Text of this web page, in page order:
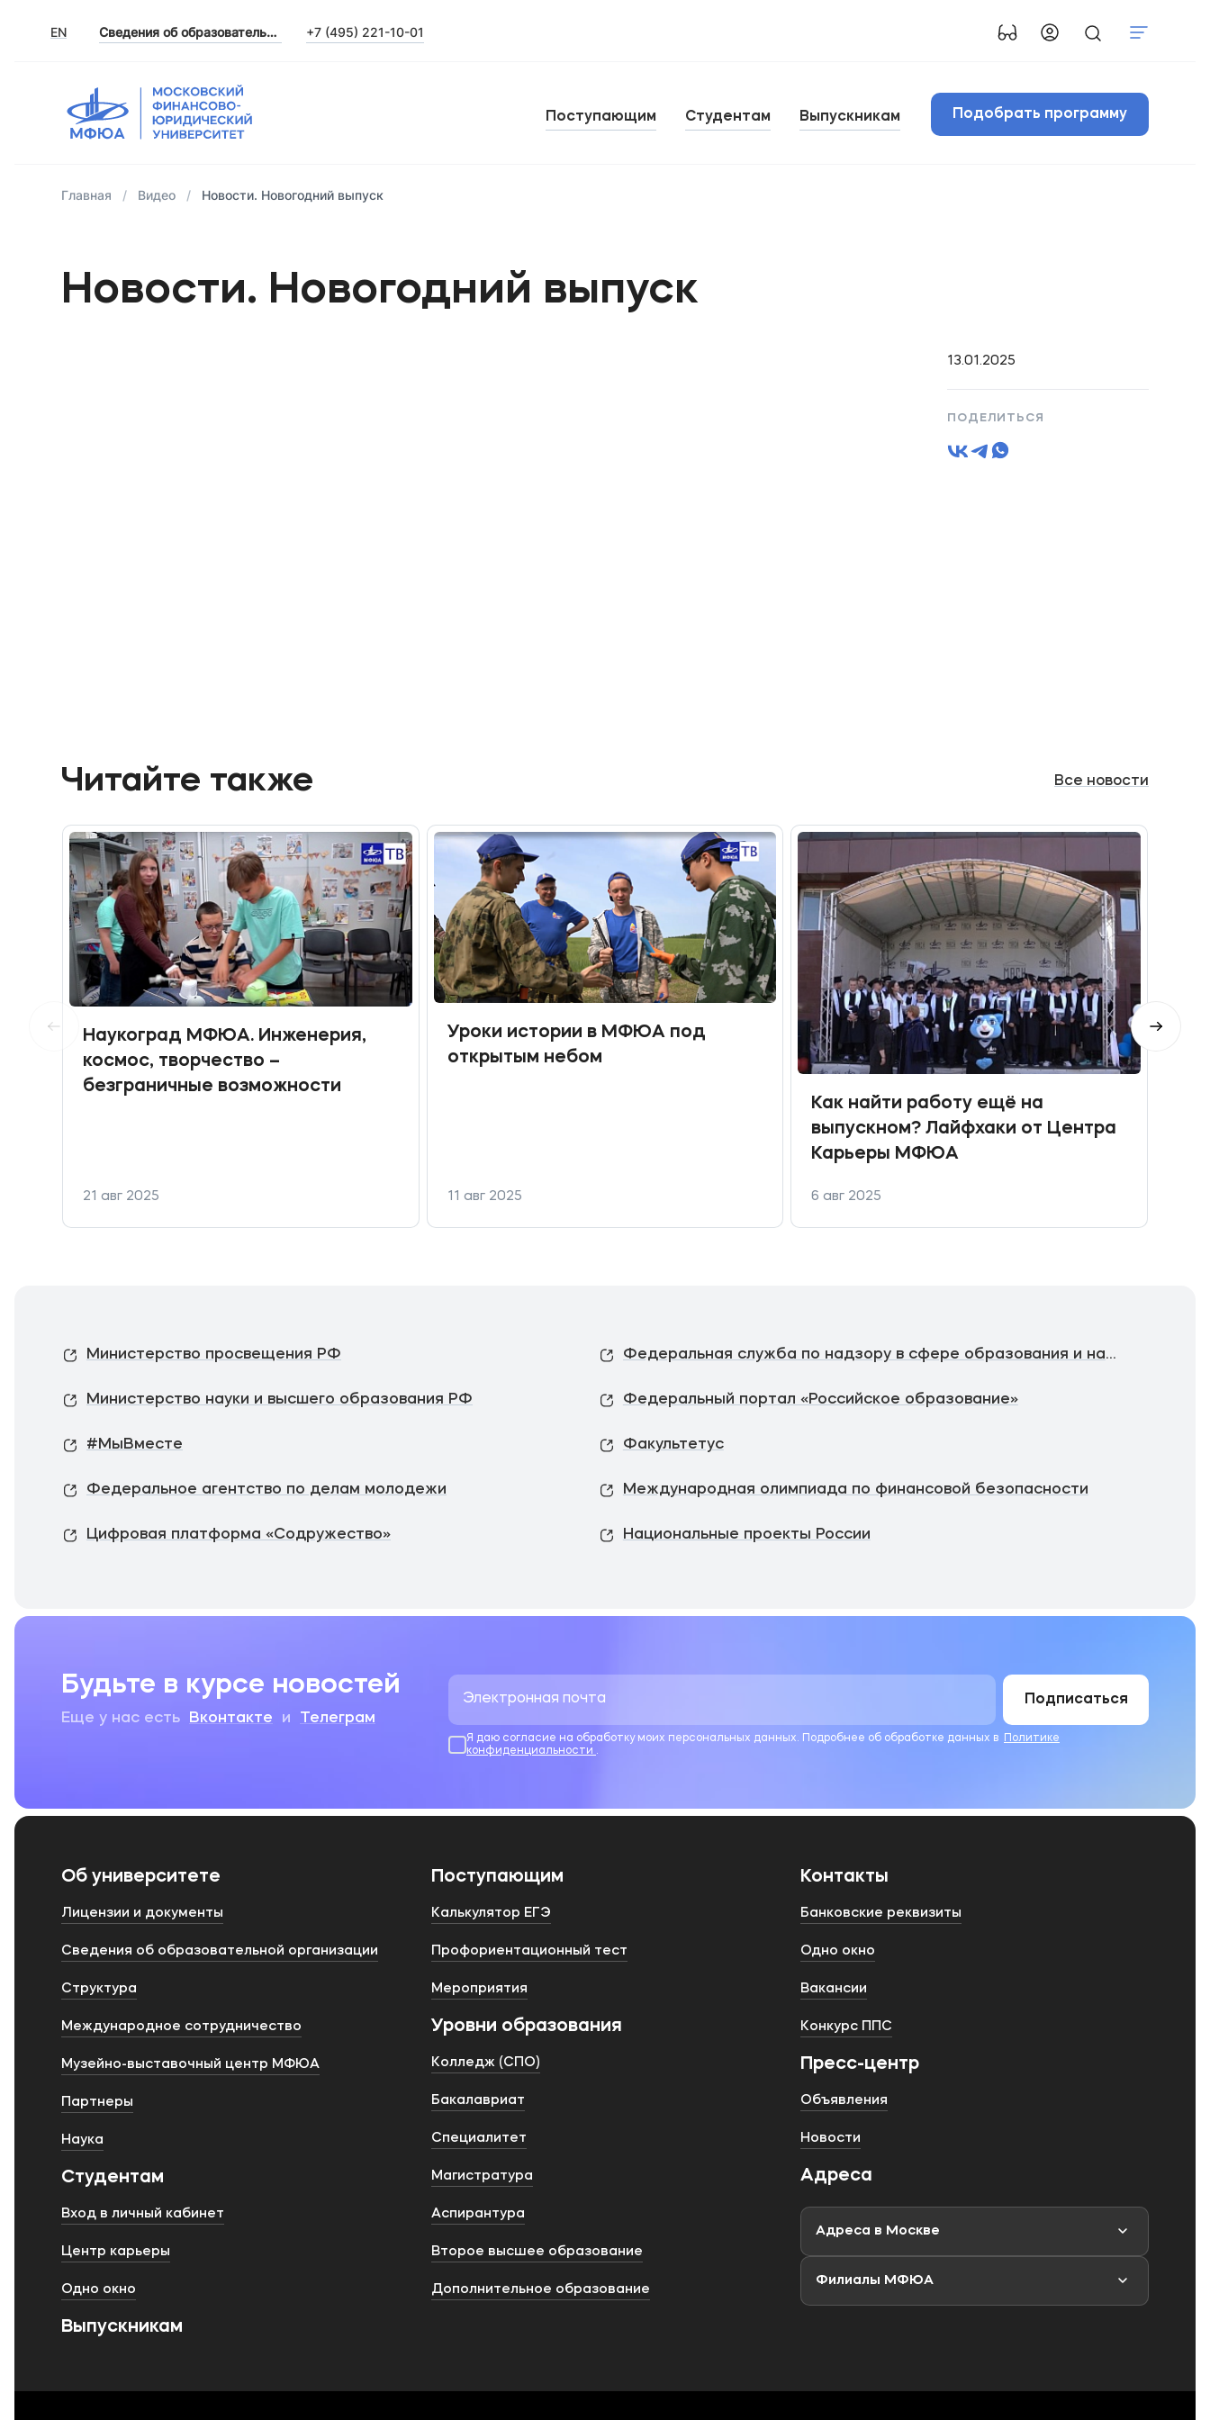
EN Сведения об образовательной организации +7 (495) 221-10-01
Поступающим Студентам Выпускникам Подобрать программу
Главная Видео Новости. Новогодний выпуск
Новости. Новогодний выпуск
13.01.2025
ПОДЕЛИТЬСЯ
Читайте также Все новости
Наукоград МФЮА. Инженерия,
космос, творчество –
безграничные возможности
21 авг 2025
Уроки истории в МФЮА под
открытым небом
11 авг 2025
Как найти работу ещё на
выпускном? Лайфхаки от Центра
Карьеры МФЮА
6 авг 2025
Министерство просвещения РФ Федеральная служба по надзору в сфере образования и науки
Министерство науки и высшего образования РФ Федеральный портал «Российское образование»
#МыВместе Факультетус
Федеральное агентство по делам молодежи Международная олимпиада по финансовой безопасности
Цифровая платформа «Содружество» Национальные проекты России
Будьте в курсе новостей
Еще у нас есть Вконтакте и Телеграм
Подписаться
Я даю согласие на обработку моих персональных данных. Подробнее об обработке данных в
Политике
конфиденциальности .
Об университете
Лицензии и документы
Сведения об образовательной организации
Структура
Международное сотрудничество
Музейно-выставочный центр МФЮА
Партнеры
Наука
Студентам
Вход в личный кабинет
Центр карьеры
Одно окно
Выпускникам
Поступающим
Калькулятор ЕГЭ
Профориентационный тест
Мероприятия
Уровни образования
Колледж (СПО)
Бакалавриат
Специалитет
Магистратура
Аспирантура
Второе высшее образование
Дополнительное образование
Контакты
Банковские реквизиты
Одно окно
Вакансии
Конкурс ППС
Пресс-центр
Объявления
Новости
Адреса
Адреса в Москве
Филиалы МФЮА